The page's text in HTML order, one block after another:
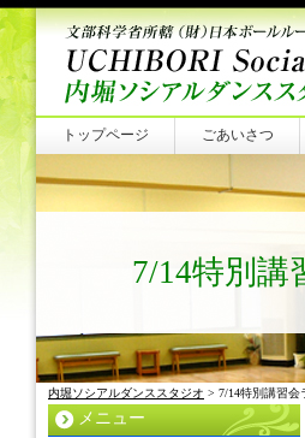
トップページ ごあいさつ
7/14特別講
内堀ソシアルダンススタジオ > 7/14特別講習会
メニュー